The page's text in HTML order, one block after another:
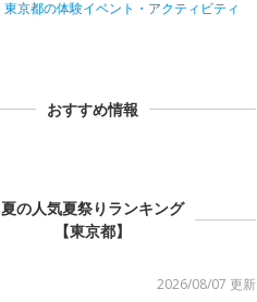
東京都の体験イベント・アクティビティ
おすすめ情報
夏の人気夏祭りランキング
【東京都】
2026/08/07 更新